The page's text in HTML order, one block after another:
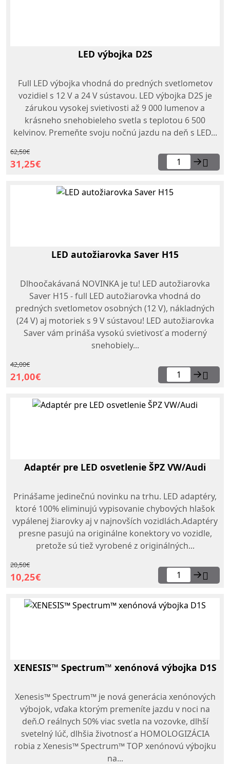
LED výbojka D2S
Full LED výbojka vhodná do predných svetlometov
vozidiel s 12 V a 24 V sústavou. LED výbojka D2S je
zárukou vysokej svietivosti až 9 000 lumenov a
krásneho snehobieleho svetla s teplotou 6 500
kelvinov. Premeňte svoju nočnú jazdu na deň s LED...
62,50€
31,25€ →
LED autožiarovka Saver H15
Dlhoočakávaná NOVINKA je tu! LED autožiarovka
Saver H15 - full LED autožiarovka vhodná do
predných svetlometov osobných (12 V), nákladných
(24 V) aj motoriek s 9 V sústavou! LED autožiarovka
Saver vám prináša vysokú svietivosť a moderný
snehobiely...
42,00€
21,00€ →
Adaptér pre LED osvetlenie ŠPZ VW/Audi
Prinášame jedinečnú novinku na trhu. LED adaptéry,
ktoré 100% eliminujú vypisovanie chybových hlašok
vypálenej žiarovky aj v najnovších vozidlách.Adaptéry
presne pasujú na originálne konektory vo vozidle,
pretože sú tiež vyrobené z originálných...
20,50€
10,25€ →
XENESIS™ Spectrum™ xenónová výbojka D1S
Xenesis™ Spectrum™ je nová generácia xenónových
výbojok, vďaka ktorým premeníte jazdu v noci na
deň.O reálnych 50% viac svetla na vozovke, dlhší
svetelný lúč, dlhšia životnosť a HOMOLOGIZÁCIA
robia z Xenesis™ Spectrum™ TOP xenónovú výbojku
na...